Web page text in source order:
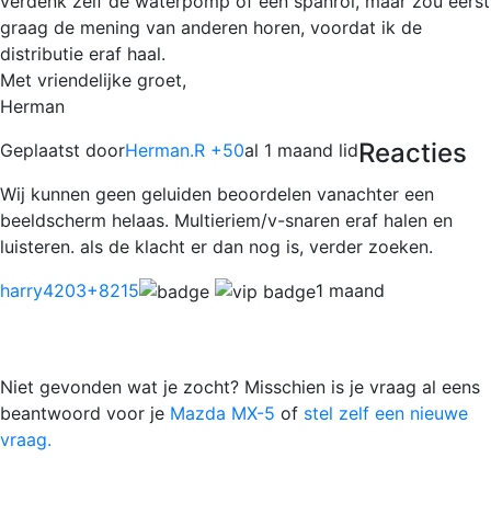
graag de mening van anderen horen, voordat ik de
distributie eraf haal.
Met vriendelijke groet,
Herman
Geplaatst doorHerman.R +50al 1 maand lidReacties
Wij kunnen geen geluiden beoordelen vanachter een
beeldscherm helaas. Multieriem/v-snaren eraf halen en
luisteren. als de klacht er dan nog is, verder zoeken.
harry4203+8215 1 maand
Niet gevonden wat je zocht? Misschien is je vraag al eens
beantwoord voor je Mazda MX-5 of stel zelf een nieuwe
vraag.